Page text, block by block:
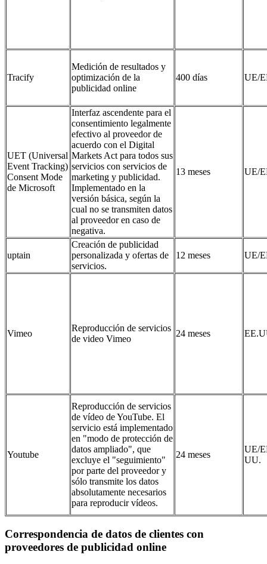
Tracify
Medición de resultados y
optimización de la
publicidad online
400 días UE/
UET (Universal
Event Tracking)
Consent Mode
de Microsoft
Interfaz ascendente para el
consentimiento legalmente
efectivo al proveedor de
acuerdo con el Digital
Markets Act para todos sus
servicios con servicios de
marketing y publicidad.
Implementado en la
versión básica, según la
cual no se transmiten datos
al proveedor en caso de
negativa.
13 meses UE/
uptain
Creación de publicidad
personalizada y ofertas de
servicios.
12 meses UE/
Vimeo
Reproducción de servicios
de video Vimeo
24 meses
Youtube
Reproducción de servicios
de vídeo de YouTube. El
servicio está implementado
en "modo de protección de
datos ampliado", que
excluye el "seguimiento"
por parte del proveedor y
sólo transmite los datos
absolutamente necesarios
para reproducir vídeos.
24 meses
UE/
UU.
Correspondencia de datos de clientes con
proveedores de publicidad online